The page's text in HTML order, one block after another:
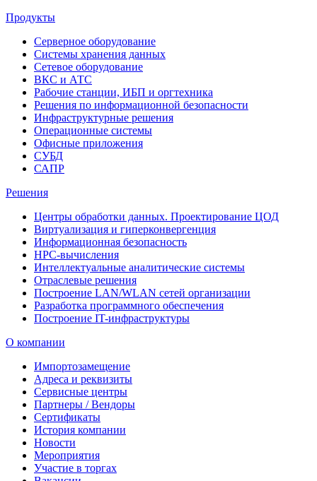
Продукты
Серверное оборудование
Системы хранения данных
Сетевое оборудование
ВКС и АТС
Рабочие станции, ИБП и оргтехника
Решения по информационной безопасности
Инфраструктурные решения
Операционные системы
Офисные приложения
СУБД
САПР
Решения
Центры обработки данных. Проектирование ЦОД
Виртуализация и гиперконвергенция
Информационная безопасность
HPC-вычисления
Интеллектуальные аналитические системы
Отраслевые решения
Построение LAN/WLAN сетей организации
Разработка программного обеспечения
Построение IT-инфраструктуры
О компании
Импортозамещение
Адреса и реквизиты
Сервисные центры
Партнеры / Вендоры
Сертификаты
История компании
Новости
Мероприятия
Участие в торгах